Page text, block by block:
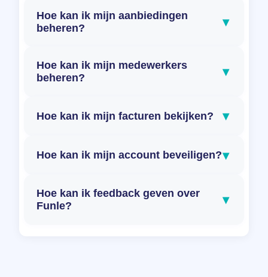
Hoe kan ik mijn aanbiedingen
beheren?
▾
Hoe kan ik mijn medewerkers
beheren?
▾
Hoe kan ik mijn facturen bekijken? ▾
Hoe kan ik mijn account beveiligen?▾
Hoe kan ik feedback geven over
Funle?
▾